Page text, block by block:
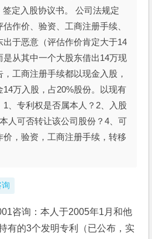
定入股协议书。 公司法规定
作价、验资、工商注册手续、
于恶意（评估作价肯定大于14
从其中一个大股东借出14万现
工商注册手续都以现金入股，
万入股，占20%股份。以现有
、专利权是否属本人？2、入股
人可否转让该公司股份？4、可
，验资，工商注册手续，转移
咨询：本人于2005年1月和他
有的3个发明专利（已公布，实